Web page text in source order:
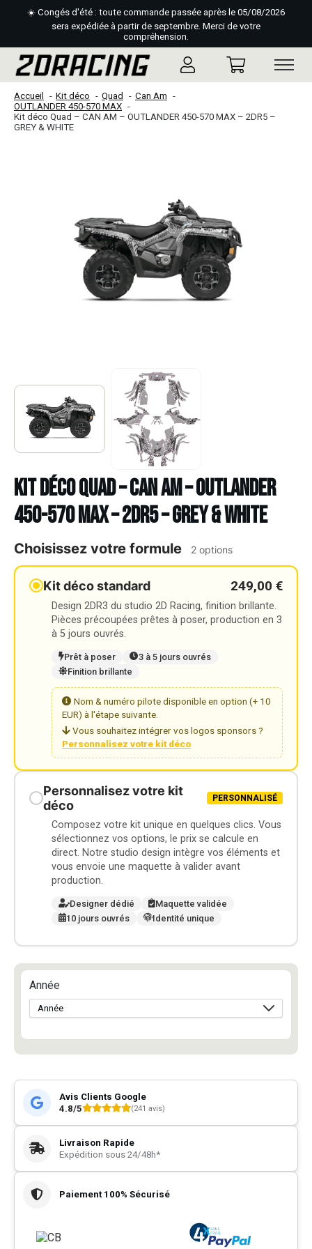
☀️ Congés d'été : toute commande passée après le 05/08/2026
sera expédiée à partir de septembre. Merci de votre
compréhension.
Accueil Kit déco Quad
Can Am
OUTLANDER 450-570 MAX
Kit déco Quad – CAN AM – OUTLANDER 450-570 MAX – 2DR5 –
GREY & WHITE
Kit déco Quad – CAN AM – OUTLANDER
450-570 MAX – 2DR5 – GREY & WHITE
Choisissez votre formule 2 options
Kit déco standard 249,00 €
Design 2DR3 du studio 2D Racing, finition brillante.
Pièces précoupées prêtes à poser, production en 3
à 5 jours ouvrés.
Prêt à poser
3 à 5 jours ouvrés
Finition brillante
Nom & numéro pilote disponible en option (+ 10
EUR) à l'étape suivante.
Vous souhaitez intégrer vos logos sponsors ?
Personnalisez votre kit déco
Personnalisez votre kit
déco
PERSONNALISÉ
Composez votre kit unique en quelques clics. Vous
sélectionnez vos options, le prix se calcule en
direct. Notre studio design intègre vos éléments et
vous envoie une maquette à valider avant
production.
Designer dédié
Maquette validée
10 jours ouvrés
Identité unique
Année
Avis Clients Google
4.8/5
(241 avis)
Livraison Rapide
Expédition sous 24/48h*
Paiement 100% Sécurisé